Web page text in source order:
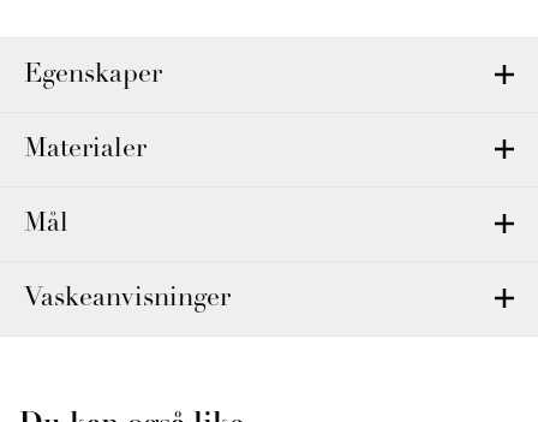
Egenskaper
Materialer
Mål
Vaskeanvisninger